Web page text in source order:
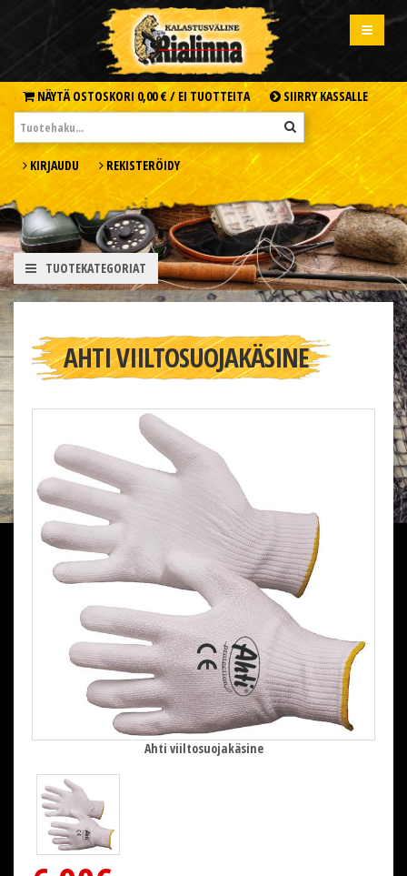
NÄYTÄ OSTOSKORI 0,00 € / EI TUOTTEITA SIIRRY KASSALLE
KIRJAUDU REKISTERÖIDY
TUOTEKATEGORIAT
AHTI VIILTOSUOJAKÄSINE
Ahti viiltosuojakäsine